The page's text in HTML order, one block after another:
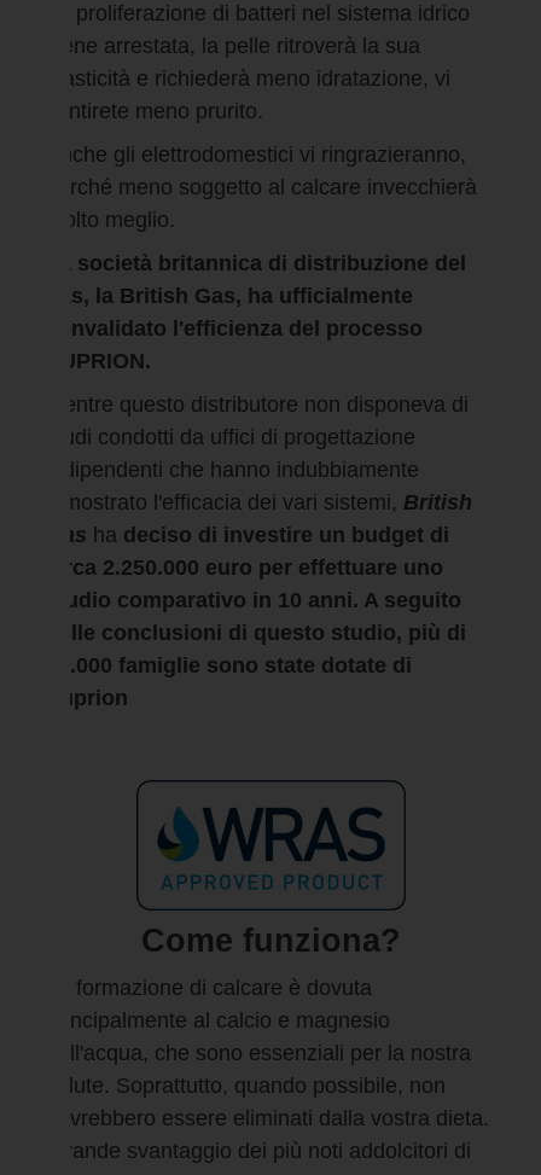
La proliferazione di batteri nel sistema idrico
viene arrestata, la pelle ritroverà la sua
elasticità e richiederà meno idratazione, vi
sentirete meno prurito.
Anche gli elettrodomestici vi ringrazieranno,
perché meno soggetto al calcare invecchierà
molto meglio.
La società britannica di distribuzione del
gas, la British Gas, ha ufficialmente
convalidato l'efficienza del processo
SUPRION.
Mentre questo distributore non disponeva di
studi condotti da uffici di progettazione
indipendenti che hanno indubbiamente
dimostrato l'efficacia dei vari sistemi, British
Gas ha deciso di investire un budget di
circa 2.250.000 euro per effettuare uno
studio comparativo in 10 anni. A seguito
delle conclusioni di questo studio, più di
70.000 famiglie sono state dotate di
Suprion
Come funziona?
La formazione di calcare è dovuta
principalmente al calcio e magnesio
nell'acqua, che sono essenziali per la nostra
salute. Soprattutto, quando possibile, non
dovrebbero essere eliminati dalla vostra dieta.
(grande svantaggio dei più noti addolcitori di